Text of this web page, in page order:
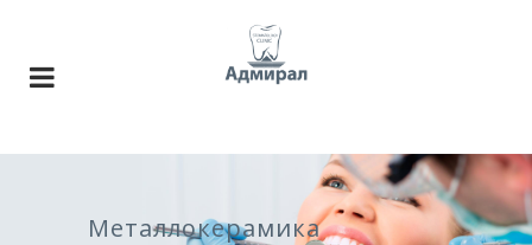
Металлокерамика